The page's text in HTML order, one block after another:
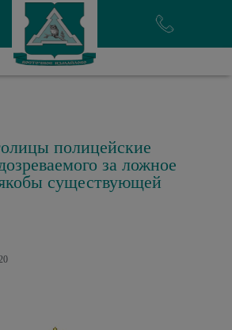
полицейские
за ложное
существующей